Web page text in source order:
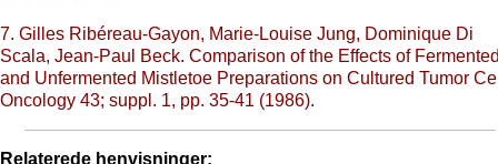
7. Gilles Ribéreau-Gayon, Marie-Louise Jung, Dominique Di
Scala, Jean-Paul Beck. Comparison of the Effects of
and Unfermented Mistletoe Preparations on Cultured Tumor
Oncology 43; suppl. 1, pp. 35-41 (1986).
Relaterede henvisninger: